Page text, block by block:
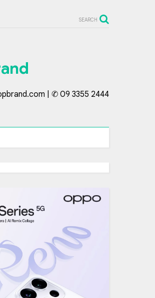
SEARCH
| ✆ 09 3355 2444